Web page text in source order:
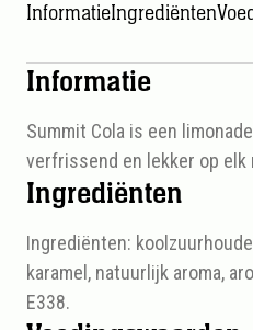
InformatieIngrediënten
Informatie
Summit Cola is een
verfrissend en lekker op elk
Ingrediënten
Ingrediënten:
karamel, natuurlijk aroma,
E338.